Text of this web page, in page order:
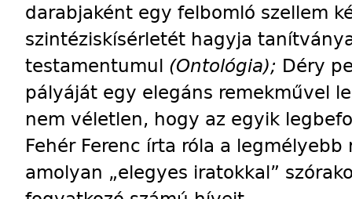
darabjaként egy felbomló szellem
szintéziskísérletét hagyja
testamentumul (Ontológia); Déry
pályáját egy elegáns remekművel
nem véletlen, hogy az egyik
Fehér Ferenc írta róla a
amolyan „elegyes iratokkal”